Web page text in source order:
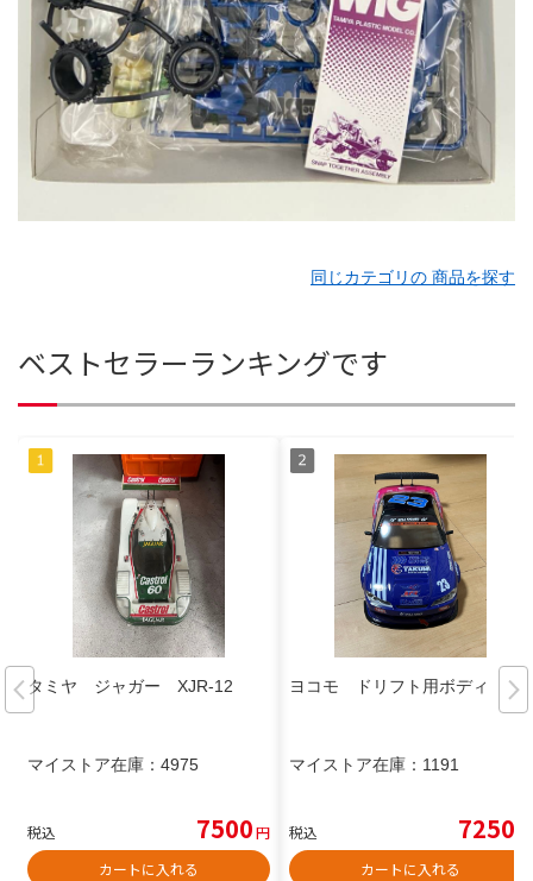
同じカテゴリの 商品を探す
ベストセラーランキングです
タミヤ ジャガー XJR-12
マイストア在庫： 4975
税込 7500円
カートに入れる
ヨコモ ドリフト用ボディ
マイストア在庫： 1191
税込 7250
カートに入れる